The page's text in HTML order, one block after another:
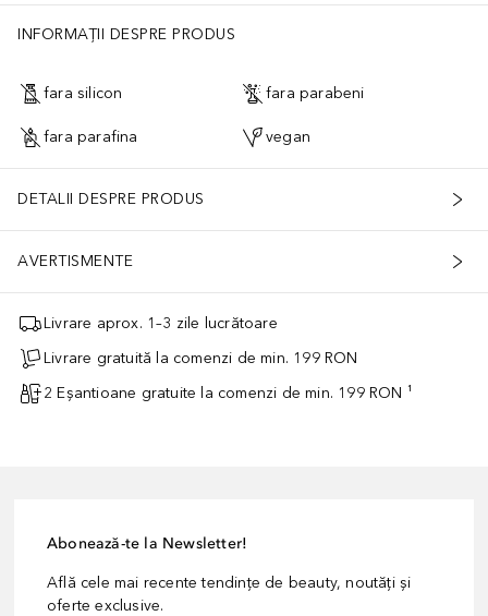
INFORMAȚII DESPRE PRODUS
fara silicon fara parabeni
fara parafina vegan
DETALII DESPRE PRODUS
AVERTISMENTE
Livrare aprox. 1–3 zile lucrătoare
Livrare gratuită la comenzi de min. 199 RON
2 Eșantioane gratuite la comenzi de min. 199 RON ¹
Abonează-te la Newsletter!
Află cele mai recente tendințe de beauty, noutăți și
oferte exclusive.